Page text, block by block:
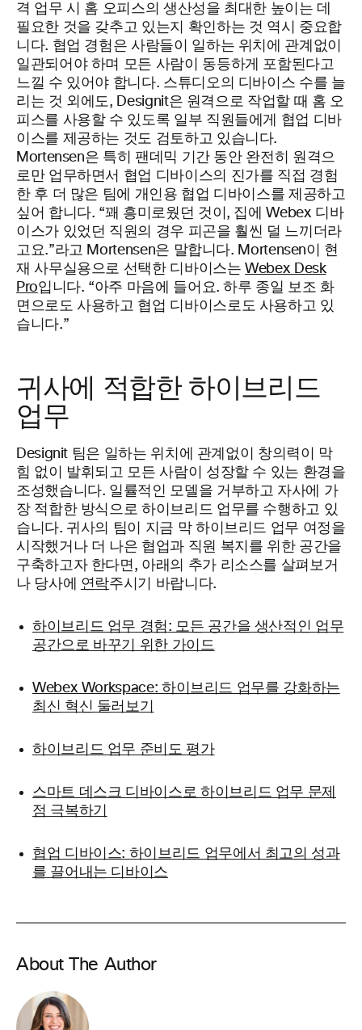
격 업무 시 홈 오피스의 생산성을 최대한 높이는 데
필요한 것을 갖추고 있는지 확인하는 것 역시 중요합
니다. 협업 경험은 사람들이 일하는 위치에 관계없이
일관되어야 하며 모든 사람이 동등하게 포함된다고
느낄 수 있어야 합니다. 스튜디오의 디바이스 수를 늘
리는 것 외에도, Designit은 원격으로 작업할 때 홈 오
피스를 사용할 수 있도록 일부 직원들에게 협업 디바
이스를 제공하는 것도 검토하고 있습니다.
Mortensen은 특히 팬데믹 기간 동안 완전히 원격으
로만 업무하면서 협업 디바이스의 진가를 직접 경험
한 후 더 많은 팀에 개인용 협업 디바이스를 제공하고
싶어 합니다. “꽤 흥미로웠던 것이, 집에 Webex 디바
이스가 있었던 직원의 경우 피곤을 훨씬 덜 느끼더라
고요.”라고 Mortensen은 말합니다. Mortensen이 현
재 사무실용으로 선택한 디바이스는Webex Desk
Pro입니다. “아주 마음에 들어요. 하루 종일 보조 화
면으로도 사용하고 협업 디바이스로도 사용하고 있
습니다.”
귀사에 적합한 하이브리드
업무
Designit 팀은 일하는 위치에 관계없이 창의력이 막
힘 없이 발휘되고 모든 사람이 성장할 수 있는 환경을
조성했습니다. 일률적인 모델을 거부하고 자사에 가
장 적합한 방식으로 하이브리드 업무를 수행하고 있
습니다. 귀사의 팀이 지금 막 하이브리드 업무 여정을
시작했거나 더 나은 협업과 직원 복지를 위한 공간을
구축하고자 한다면, 아래의 추가 리소스를 살펴보거
나 당사에 연락주시기 바랍니다.
하이브리드 업무 경험: 모든 공간을 생산적인 업무
공간으로 바꾸기 위한 가이드
Webex Workspace: 하이브리드 업무를 강화하는
최신 혁신 둘러보기
하이브리드 업무 준비도 평가
스마트 데스크 디바이스로 하이브리드 업무 문제
점 극복하기
협업 디바이스: 하이브리드 업무에서 최고의 성과
를 끌어내는 디바이스
About The Author